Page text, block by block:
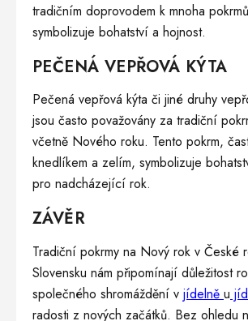
tradičním doprovodem k mnoha
symbolizuje bohatství a hojnost.
PEČENÁ VEPŘOVÁ KÝTA
Pečená vepřová kýta či jiné druhy
jsou často považovány za tradiční
včetně Nového roku. Tento pokrm,
knedlíkem a zelím, symbolizuje
pro nadcházející rok.
ZÁVĚR
Tradiční pokrmy na Nový rok v České
Slovensku nám připomínají důležitost
společného shromáždění v jídelně u
radosti z nových začátků. Bez ohledu